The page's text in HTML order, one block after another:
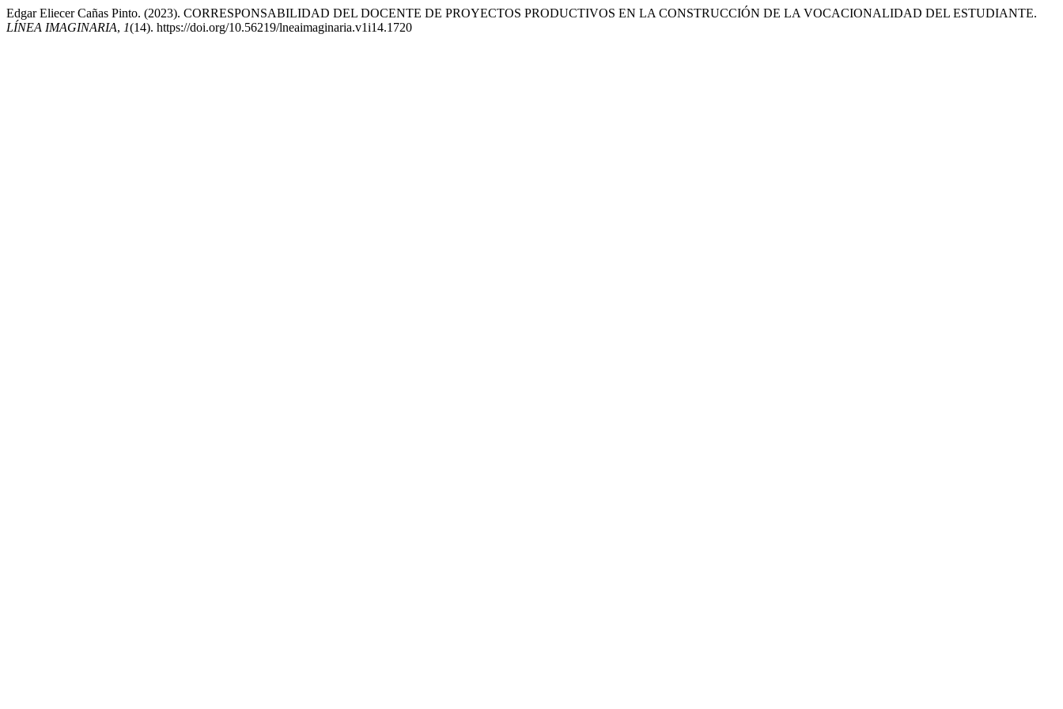
Edgar Eliecer Cañas Pinto. (2023). CORRESPONSABILIDAD DEL DOCENTE DE PROYECTOS PRODUCTIVOS EN LA CONSTRUCCIÓN DE LA VOCACIONALIDAD DEL ESTUDIANTE.
LÍNEA IMAGINARIA, 1(14). https://doi.org/10.56219/lneaimaginaria.v1i14.1720